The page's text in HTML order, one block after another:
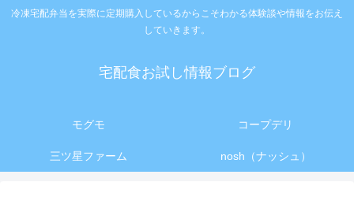
冷凍宅配弁当を実際に定期購入しているからこそわかる体験談や情報をお伝え
していきます。
宅配食お試し情報ブログ
モグモ コープデリ
三ツ星ファーム nosh（ナッシュ）